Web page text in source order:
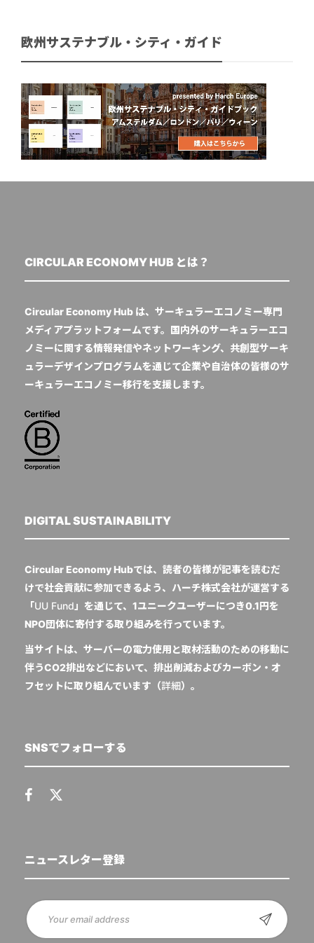
欧州サステナブル・シティ・ガイド
CIRCULAR ECONOMY HUB とは？
Circular Economy Hub は、サーキュラーエコノミー専門
メディアプラットフォームです。国内外のサーキュラーエコ
ノミーに関する情報発信やネットワーキング、共創型サーキ
ュラーデザインプログラムを通じて企業や自治体の皆様のサ
ーキュラーエコノミー移行を支援します。
DIGITAL SUSTAINABILITY
Circular Economy Hubでは、読者の皆様が記事を読むだ
けで社会貢献に参加できるよう、ハーチ株式会社が運営する
「UU Fund 」を通じて、1ユニークユーザーにつき0.1円を
NPO団体に寄付する取り組みを行っています。
当サイトは、サーバーの電力使用と取材活動のための移動に
伴うCO2排出などにおいて、排出削減およびカーボン・オ
フセットに取り組んでいます（詳細）。
SNSでフォローする
ニュースレター登録